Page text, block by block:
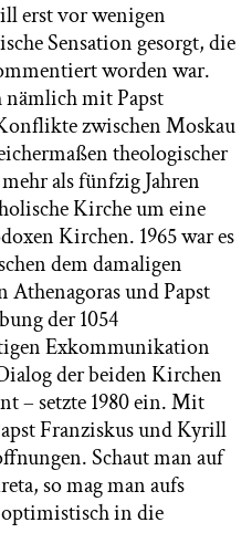
erst vor wenigen
Sensation gesorgt, die
worden war.
nämlich mit Papst
zwischen Moskau
theologischer
als fünfzig Jahren
Kirche um eine
Kirchen. 1965 war es
dem damaligen
Athenagoras und Papst
der 1054
Exkommunikation
der beiden Kirchen
– setzte 1980 ein. Mit
Franziskus und Kyrill
Schaut man auf
so mag man aufs
optimistisch in die